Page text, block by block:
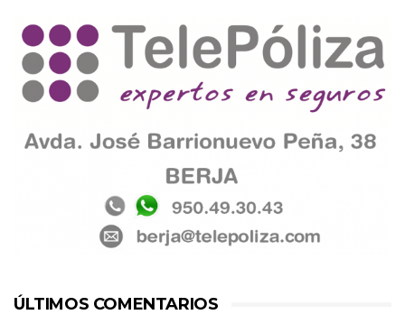
ÚLTIMOS COMENTARIOS